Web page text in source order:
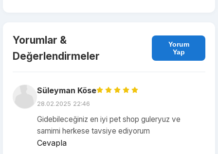
Yorumlar &
Değerlendirmeler
Yorum
Yap
Süleyman Köse
28.02.2025 22:46
Gidebileceğiniz en iyi pet shop guleryuz ve
samimi herkese tavsiye ediyorum
Cevapla